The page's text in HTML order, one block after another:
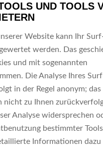
UND TOOLS
Website kann Ihr
werden. Das
und mit sogenannten
Die Analyse Ihres
in der Regel anonym;
nicht zu Ihnen
Analyse widersprechen
bestimmter Tools
Informationen dazu